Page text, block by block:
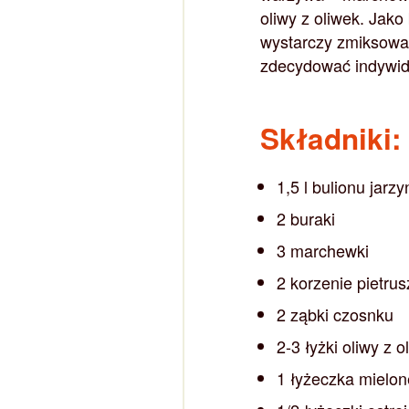
oliwy z oliwek.
wystarczy
zdecydować
Składniki:
1,5 l bulionu
2 buraki
3 marchewki
2 korzenie
2 ząbki czosnku
2-3 łyżki oliwy z
1 łyżeczka